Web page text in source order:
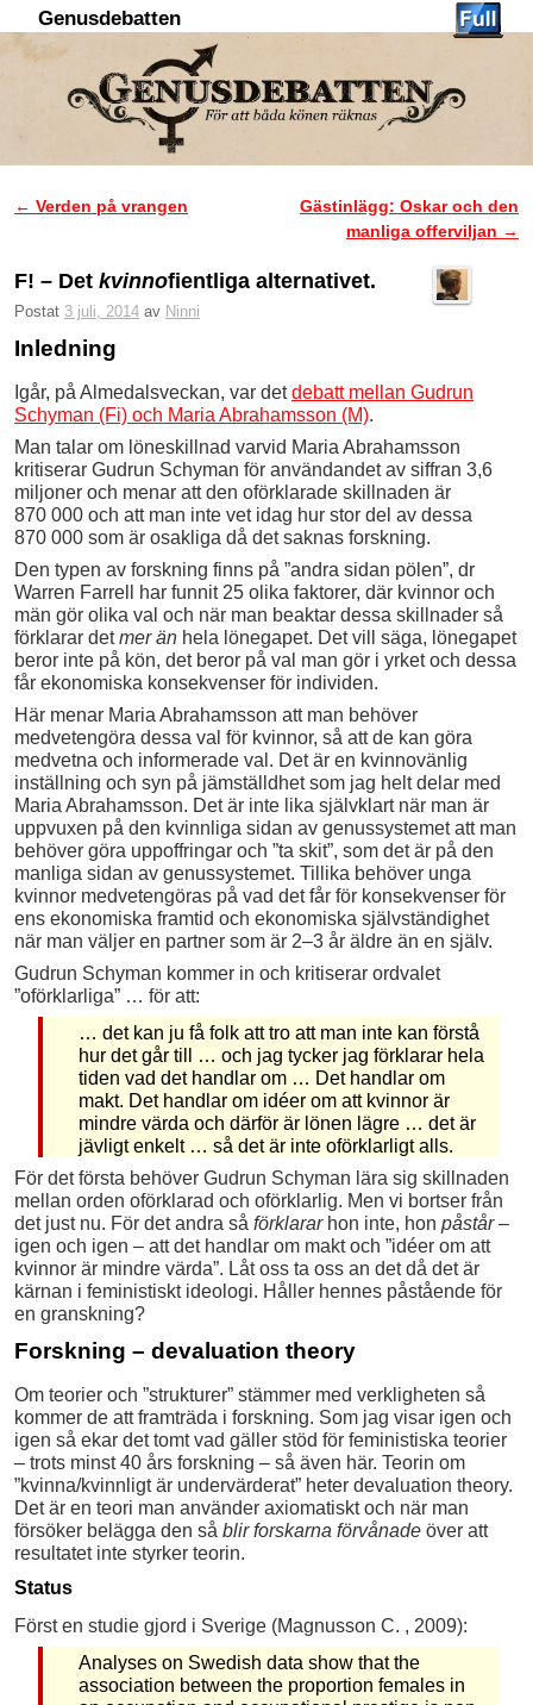
Genusdebatten
Inläggsnavigering
← Verden på vrangen
Gästinlägg: Oskar och den
manliga offerviljan →
F! – Det kvinnofientliga alternativet.
Postat 3 juli, 2014 av Ninni
Inledning
Igår, på Almedalsveckan, var detdebatt mellan Gudrun
Schyman (Fi) och Maria Abrahamsson (M).
Man talar om löneskillnad varvid Maria Abrahamsson
kritiserar Gudrun Schyman för användandet av siffran 3,6
miljoner och menar att den oförklarade skillnaden är
870 000 och att man inte vet idag hur stor del av dessa
870 000 som är osakliga då det saknas forskning.
Den typen av forskning finns på ”andra sidan pölen”, dr
Warren Farrell har funnit 25 olika faktorer, där kvinnor och
män gör olika val och när man beaktar dessa skillnader så
förklarar detmer än hela lönegapet. Det vill säga, lönegapet
beror inte på kön, det beror på val man gör i yrket och dessa
får ekonomiska konsekvenser för individen.
Här menar Maria Abrahamsson att man behöver
medvetengöra dessa val för kvinnor, så att de kan göra
medvetna och informerade val. Det är en kvinnovänlig
inställning och syn på jämställdhet som jag helt delar med
Maria Abrahamsson. Det är inte lika självklart när man är
uppvuxen på den kvinnliga sidan av genussystemet att man
behöver göra uppoffringar och ”ta skit”, som det är på den
manliga sidan av genussystemet. Tillika behöver unga
kvinnor medvetengöras på vad det får för konsekvenser för
ens ekonomiska framtid och ekonomiska självständighet
när man väljer en partner som är 2–3 år äldre än en själv.
Gudrun Schyman kommer in och kritiserar ordvalet
”oförklarliga” … för att:
… det kan ju få folk att tro att man inte kan förstå
hur det går till … och jag tycker jag förklarar hela
tiden vad det handlar om … Det handlar om
makt. Det handlar om idéer om att kvinnor är
mindre värda och därför är lönen lägre … det är
jävligt enkelt … så det är inte oförklarligt alls.
För det första behöver Gudrun Schyman lära sig skillnaden
mellan orden oförklarad och oförklarlig. Men vi bortser från
det just nu. För det andra så förklararhon inte, hon påstår–
igen och igen – att det handlar om makt och ”idéer om att
kvinnor är mindre värda”. Låt oss ta oss an det då det är
kärnan i feministiskt ideologi. Håller hennes påstående för
en granskning?
Forskning – devaluation theory
Om teorier och ”strukturer” stämmer med verkligheten så
kommer de att framträda i forskning. Som jag visar igen och
igen så ekar det tomt vad gäller stöd för feministiska teorier
– trots minst 40 års forskning – så även här. Teorin om
”kvinna/kvinnligt är undervärderat” heter devaluation theory.
Det är en teori man använder axiomatiskt och när man
försöker belägga den så blir forskarna förvånade över att
resultatet inte styrker teorin.
Status
Först en studie gjord i Sverige (Magnusson C. , 2009):
Analyses on Swedish data show that the
association between the proportion females in